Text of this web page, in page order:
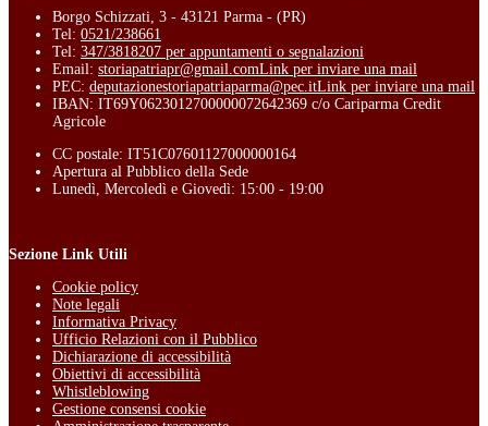
Borgo Schizzati, 3 - 43121 Parma - (PR)
Tel: 0521/238661
Tel: 347/3818207 per appuntamenti o segnalazioni
Email: storiapatriapr@gmail.comLink per inviare una mail
PEC: deputazionestoriapatriaparma@pec.itLink per inviare una mail
IBAN: IT69Y0623012700000072642369 c/o Cariparma Credit
Agricole
CC postale: IT51C07601127000000164
Apertura al Pubblico della Sede
Lunedì, Mercoledì e Giovedì: 15:00 - 19:00
Sezione Link Utili
Cookie policy
Note legali
Informativa Privacy
Ufficio Relazioni con il Pubblico
Dichiarazione di accessibilità
Obiettivi di accessibilità
Whistleblowing
Gestione consensi cookie